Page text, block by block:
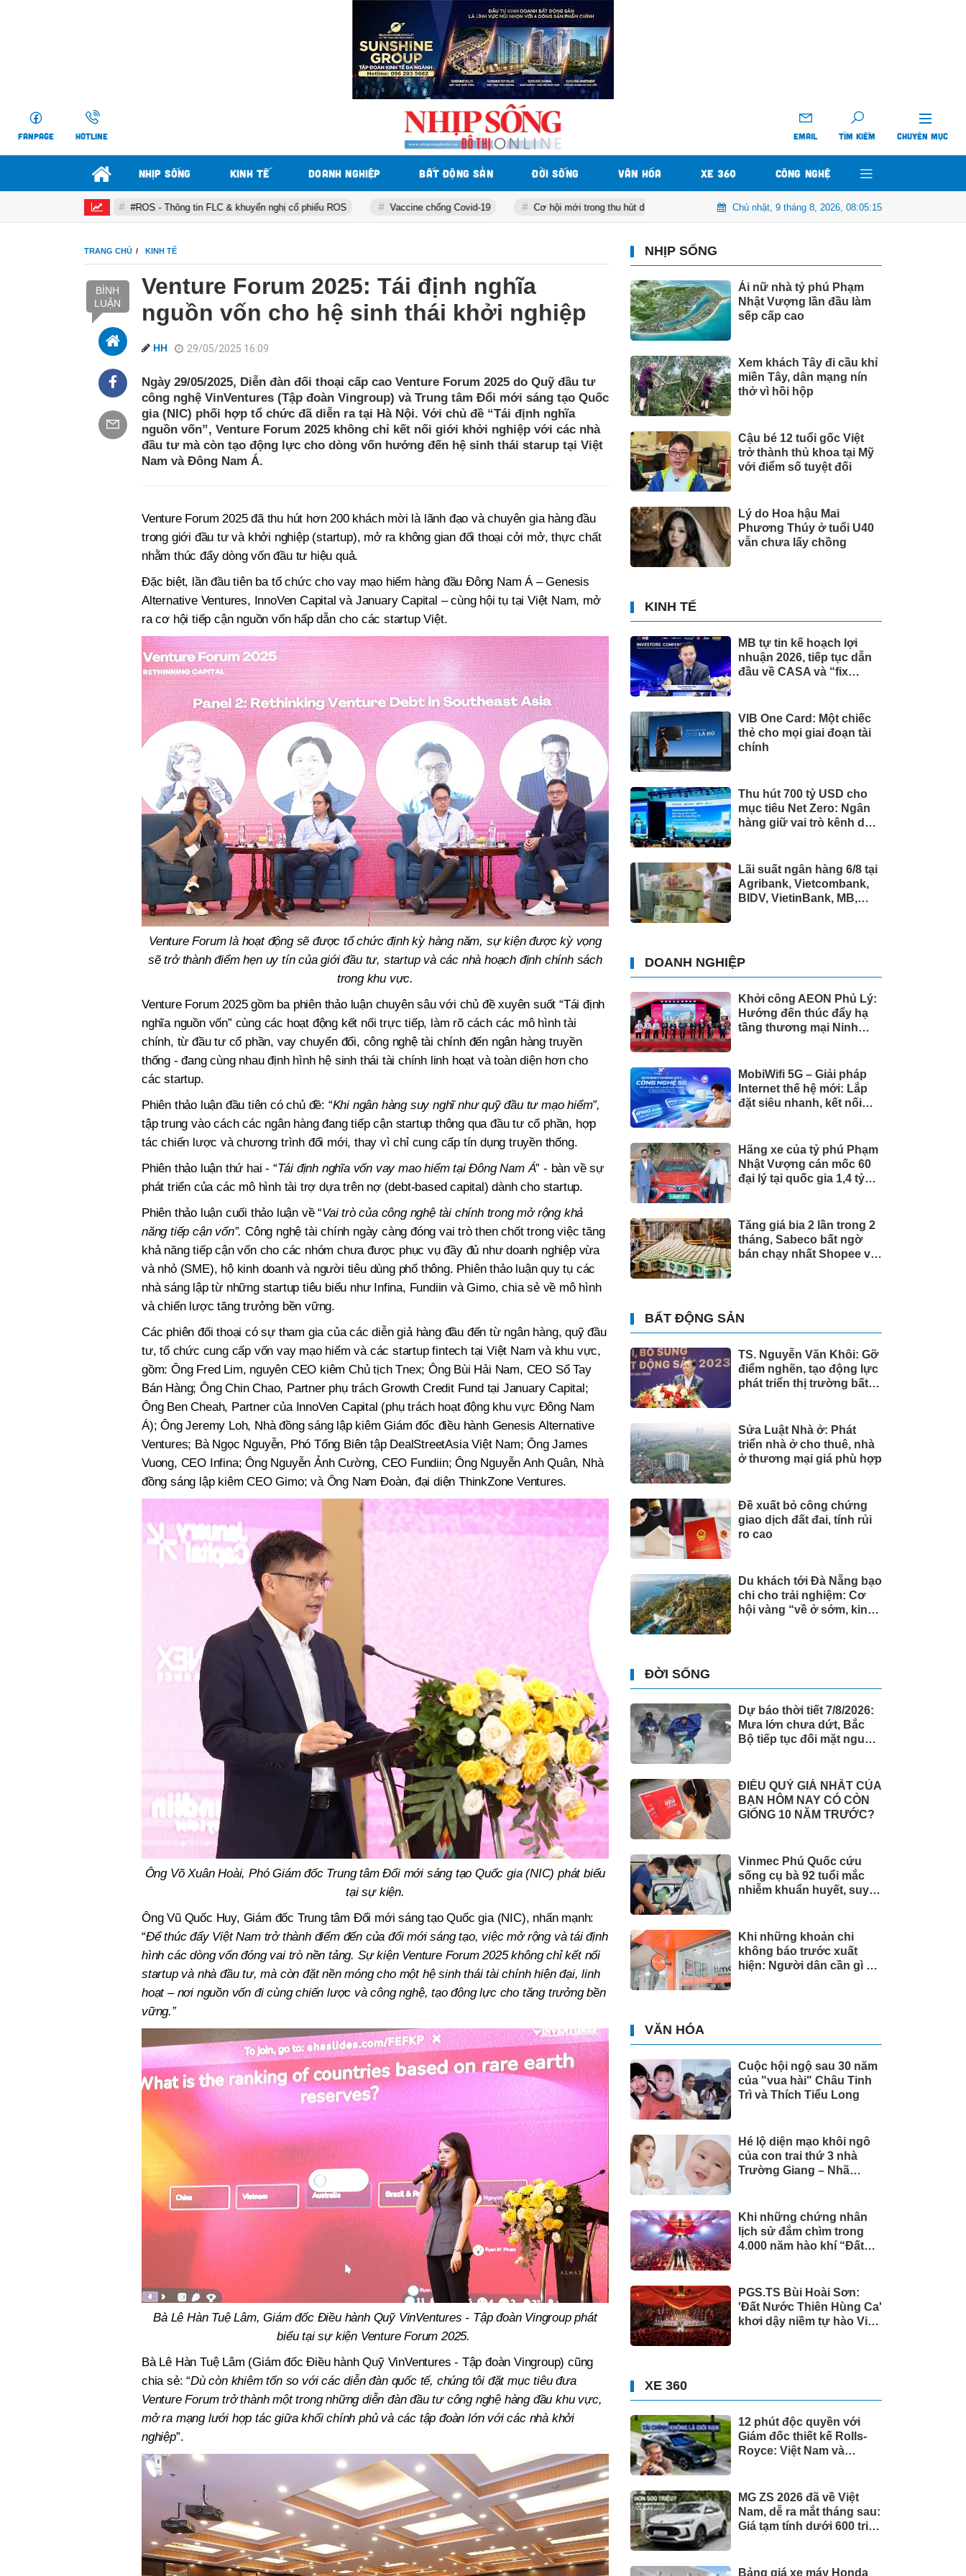
FANPAGE HOTLINE EMAIL TÌM KIẾM CHUYÊN MỤC
NHỊP SỐNG KINH TẾ DOANH NGHIỆP BẤT ĐỘNG SẢN ĐỜI SỐNG VĂN HÓA XE 360 CÔNG NGHỆ
#ROS - Thông tin FLC & khuyến nghị cổ phiếu ROS Vaccine chống Covid-19 Cơ hội mới trong thu hút dòng vốn FDI Sự kiện tiền tê : Thị trường Bitcoin tăng gấp đôi từ đầu năm. Đầu
Chủ nhật, 9 tháng 8, 2026, 08:05:17
TRANG CHỦ KINH TẾ
BÌNH
LUẬN
Venture Forum 2025: Tái định nghĩa
nguồn vốn cho hệ sinh thái khởi nghiệp
HH 29/05/2025 16:09
Ngày 29/05/2025, Diễn đàn đối thoại cấp cao Venture Forum 2025 do Quỹ đầu tư
công nghệ VinVentures (Tập đoàn Vingroup) và Trung tâm Đổi mới sáng tạo Quốc
gia (NIC) phối hợp tổ chức đã diễn ra tại Hà Nội. Với chủ đề “Tái định nghĩa
nguồn vốn”, Venture Forum 2025 không chỉ kết nối giới khởi nghiệp với các nhà
đầu tư mà còn tạo động lực cho dòng vốn hướng đến hệ sinh thái starup tại Việt
Nam và Đông Nam Á.
Venture Forum 2025 đã thu hút hơn 200 khách mời là lãnh đạo và chuyên gia hàng đầu
trong giới đầu tư và khởi nghiệp (startup), mở ra không gian đối thoại cởi mở, thực chất
nhằm thúc đẩy dòng vốn đầu tư hiệu quả.
Đặc biệt, lần đầu tiên ba tổ chức cho vay mạo hiểm hàng đầu Đông Nam Á – Genesis
Alternative Ventures, InnoVen Capital và January Capital – cùng hội tụ tại Việt Nam, mở
ra cơ hội tiếp cận nguồn vốn hấp dẫn cho các startup Việt.
Venture Forum là hoạt động sẽ được tổ chức định kỳ hàng năm, sự kiện được kỳ vọng
sẽ trở thành điểm hẹn uy tín của giới đầu tư, startup và các nhà hoạch định chính sách
trong khu vực.
Venture Forum 2025 gồm ba phiên thảo luận chuyên sâu với chủ đề xuyên suốt “Tái định
nghĩa nguồn vốn” cùng các hoạt động kết nối trực tiếp, làm rõ cách các mô hình tài
chính, từ đầu tư cổ phần, vay chuyển đổi, công nghệ tài chính đến ngân hàng truyền
thống - đang cùng nhau định hình hệ sinh thái tài chính linh hoạt và toàn diện hơn cho
các startup.
Phiên thảo luận đầu tiên có chủ đề: “Khi ngân hàng suy nghĩ nhưquỹ đầu tư mạo hiểm”,
tập trung vào cách các ngân hàng đang tiếp cận startup thông qua đầu tư cổ phần, hợp
tác chiến lược và chương trình đổi mới, thay vì chỉ cung cấp tín dụng truyền thống.
Phiên thảo luận thứ hai - “Tái định nghĩa vốn vay mao hiểm tại Đông Nam Á” - bàn về sự
phát triển của các mô hình tài trợ dựa trên nợ (debt-based capital) dành cho startup.
Phiên thảo luận cuối thảo luận về “Vai trò của công nghệ tài chính trong mở rộng khả
năng tiếp cận vốn”. Công nghệ tài chính ngày càng đóng vai trò then chốt trong việc tăng
khả năng tiếp cận vốn cho các nhóm chưa được phục vụ đầy đủ như doanh nghiệp vừa
và nhỏ (SME), hộ kinh doanh và người tiêu dùng phổ thông. Phiên thảo luận quy tụ các
nhà sáng lập từ những startup tiêu biểu như Infina, Fundiin và Gimo, chia sẻ về mô hình
và chiến lược tăng trưởng bền vững.
Các phiên đối thoại có sự tham gia của các diễn giả hàng đầu đến từ ngân hàng, quỹ đầu
tư, tổ chức cung cấp vốn vay mạo hiểm và các startup fintech tại Việt Nam và khu vực,
gồm: Ông Fred Lim, nguyên CEO kiêm Chủ tịch Tnex; Ông Bùi Hải Nam, CEO Sổ Tay
Bán Hàng; Ông Chin Chao, Partner phụ trách Growth Credit Fund tại January Capital;
Ông Ben Cheah, Partner của InnoVen Capital (phụ trách hoạt động khu vực Đông Nam
Á); Ông Jeremy Loh, Nhà đồng sáng lập kiêm Giám đốc điều hành Genesis Alternative
Ventures; Bà Ngọc Nguyễn, Phó Tổng Biên tập DealStreetAsia Việt Nam; Ông James
Vuong, CEO Infina; Ông Nguyễn Ảnh Cường, CEO Fundiin; Ông Nguyễn Anh Quân, Nhà
đồng sáng lập kiêm CEO Gimo; và Ông Nam Đoàn, đại diện ThinkZone Ventures.
Ông Võ Xuân Hoài, Phó Giám đốc Trung tâm Đổi mới sáng tạo Quốc gia (NIC) phát biểu
tại sự kiện.
Ông Vũ Quốc Huy, Giám đốc Trung tâm Đổi mới sáng tạo Quốc gia (NIC), nhấn mạnh:
“Để thúc đẩy Việt Nam trở thành điểm đến của đổi mới sáng tạo, việc mở rộng và tái định
hình các dòng vốn đóng vai trò nền tảng. Sự kiện Venture Forum 2025 không chỉ kết nối
startup và nhà đầu tư, mà còn đặt nền móng cho một hệ sinh thái tài chính hiện đại, linh
hoạt – nơi nguồn vốn đi cùng chiến lược và công nghệ, tạo động lực cho tăng trưởng bền
vững.”
Bà Lê Hàn Tuệ Lâm, Giám đốc Điều hành Quỹ VinVentures - Tập đoàn Vingroup phát
biểu tại sự kiện Venture Forum 2025.
Bà Lê Hàn Tuệ Lâm (Giám đốc Điều hành Quỹ VinVentures - Tập đoàn Vingroup) cũng
chia sẻ: “Dù còn khiêm tốn so với các diễn đàn quốc tế, chúng tôi đặt mục tiêu đưa
Venture Forum trở thành một trong những diễn đàn đầu tư công nghệ hàng đầu khu vực,
mở ra mạng lưới hợp tác giữa khối chính phủ và các tập đoàn lớn với các nhà khởi
nghiệp”.
NHỊP SỐNG
Ái nữ nhà tỷ phú Phạm
Nhật Vượng lần đầu làm
sếp cấp cao
Xem khách Tây đi cầu khỉ
miền Tây, dân mạng nín
thở vì hồi hộp
Cậu bé 12 tuổi gốc Việt
trở thành thủ khoa tại Mỹ
với điểm số tuyệt đối
Lý do Hoa hậu Mai
Phương Thúy ở tuổi U40
vẫn chưa lấy chồng
KINH TẾ
MB tự tin kế hoạch lợi
nhuận 2026, tiếp tục dẫn
đầu về CASA và “fix
+/-2%
VIB One Card: Một chiếc
thẻ cho mọi giai đoạn tài
chính
Thu hút 700 tỷ USD cho
mục tiêu Net Zero: Ngân
hàng giữ vai trò kênh dẫn
Lãi suất ngân hàng 6/8 tại
Agribank, Vietcombank,
BIDV, VietinBank, MB,
DOANH NGHIỆP
Khởi công AEON Phủ Lý:
Hướng đến thúc đẩy hạ
tầng thương mại Ninh
MobiWifi 5G – Giải pháp
Internet thế hệ mới: Lắp
đặt siêu nhanh, kết nối
Hãng xe của tỷ phú Phạm
Nhật Vượng cán mốc 60
đại lý tại quốc gia 1,4 tỷ
Tăng giá bia 2 lần trong 2
tháng, Sabeco bất ngờ
bán chạy nhất Shopee và
BẤT ĐỘNG SẢN
TS. Nguyễn Văn Khôi: Gỡ
điểm nghẽn, tạo động lực
phát triển thị trường bất
Sửa Luật Nhà ở: Phát
triển nhà ở cho thuê, nhà
ở thương mại giá phù hợp
Đề xuất bỏ công chứng
giao dịch đất đai, tính rủi
ro cao
Du khách tới Đà Nẵng bạo
chi cho trải nghiệm: Cơ
hội vàng “về ở sớm, kinh
ĐỜI SỐNG
Dự báo thời tiết 7/8/2026:
Mưa lớn chưa dứt, Bắc
Bộ tiếp tục đối mặt nguy
ĐIỀU QUÝ GIÁ NHẤT CỦA
BẠN HÔM NAY CÓ CÒN
GIỐNG 10 NĂM TRƯỚC?
Vinmec Phú Quốc cứu
sống cụ bà 92 tuổi mắc
nhiễm khuẩn huyết, suy
Khi những khoản chi
không báo trước xuất
hiện: Người dân cần gì ở
VĂN HÓA
Cuộc hội ngộ sau 30 năm
của "vua hài" Châu Tinh
Trì và Thích Tiểu Long
Hé lộ diện mạo khôi ngô
của con trai thứ 3 nhà
Trường Giang – Nhã
Khi những chứng nhân
lịch sử đắm chìm trong
4.000 năm hào khí “Đất
PGS.TS Bùi Hoài Sơn:
'Đất Nước Thiên Hùng Ca'
khơi dậy niềm tự hào Việt
XE 360
12 phút độc quyền với
Giám đốc thiết kế Rolls-
Royce: Việt Nam và
siêu giàu toàn cầu
MG ZS 2026 đã về Việt
Nam, dễ ra mắt tháng sau:
Giá tạm tính dưới 600 triệu
ADAS cạnh tranh Xforce,
Bảng giá xe máy Honda